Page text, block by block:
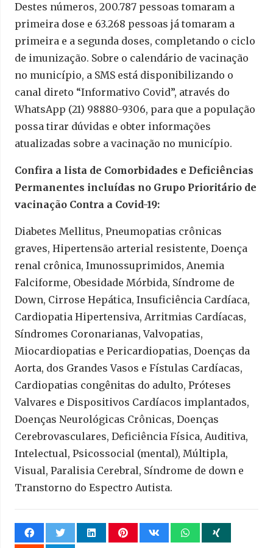
Destes números, 200.787 pessoas tomaram a
primeira dose e 63.268 pessoas já tomaram a
primeira e a segunda doses, completando o ciclo
de imunização. Sobre o calendário de vacinação
no município, a SMS está disponibilizando o
canal direto “Informativo Covid”, através do
WhatsApp (21) 98880-9306, para que a população
possa tirar dúvidas e obter informações
atualizadas sobre a vacinação no município.
Confira a lista de Comorbidades e Deficiências
Permanentes incluídas no Grupo Prioritário de
vacinação Contra a Covid-19:
Diabetes Mellitus, Pneumopatias crônicas
graves, Hipertensão arterial resistente, Doença
renal crônica, Imunossuprimidos, Anemia
Falciforme, Obesidade Mórbida, Síndrome de
Down, Cirrose Hepática, Insuficiência Cardíaca,
Cardiopatia Hipertensiva, Arritmias Cardíacas,
Síndromes Coronarianas, Valvopatias,
Miocardiopatias e Pericardiopatias, Doenças da
Aorta, dos Grandes Vasos e Fístulas Cardíacas,
Cardiopatias congênitas do adulto, Próteses
Valvares e Dispositivos Cardíacos implantados,
Doenças Neurológicas Crônicas, Doenças
Cerebrovasculares, Deficiência Física, Auditiva,
Intelectual, Psicossocial (mental), Múltipla,
Visual, Paralisia Cerebral, Síndrome de down e
Transtorno do Espectro Autista.